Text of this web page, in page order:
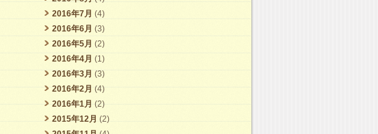
2016年7月 (4)
2016年6月 (3)
2016年5月 (2)
2016年4月 (1)
2016年3月 (3)
2016年2月 (4)
2016年1月 (2)
2015年12月 (2)